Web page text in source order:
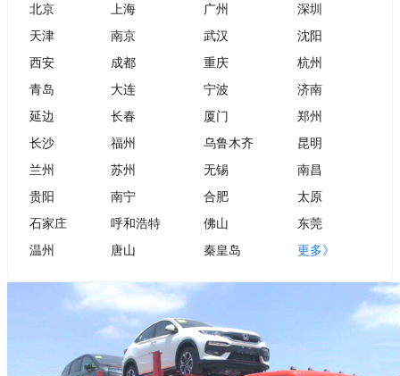
北京 上海 广州
深圳
天津
南京 武汉
沈阳
西安
成都 重庆
杭州
青岛
大连 宁波
济南
延边
长春 厦门
郑州
长沙
福州 乌鲁木齐
昆明
兰州
苏州 无锡
南昌
贵阳
南宁 合肥
太原
石家庄
呼和浩特 佛山
东莞
温州
唐山 秦皇岛 更多》